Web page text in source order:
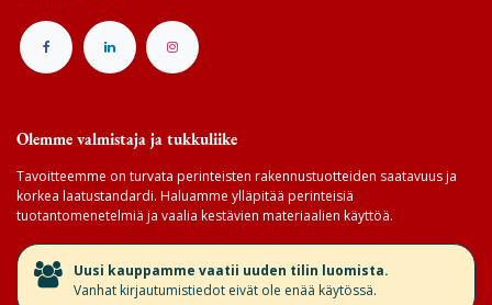
Olemme valmistaja ja tukkuliike
Tavoitteemme on turvata perinteisten rakennustuotteiden saatavuus ja
korkea laatustandardi. Haluamme ylläpitää perinteisiä
tuotantomenetelmiä ja vaalia kestävien materiaalien käyttöä.
​Uusi kauppamme vaatii uuden tilin luomista.
Vanhat kirjautumistiedot eivät ole enää käytössä.